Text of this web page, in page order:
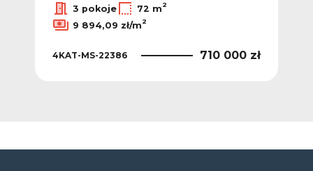
3 pokoje
72 m2
9 894,09 zł/m2
4KAT-MS-22386 710 000 zł